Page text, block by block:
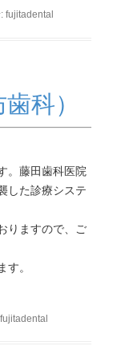
:fujitadental
科）
。藤田歯科医院
した診療システ
りますので、ご
す。
fujitadental